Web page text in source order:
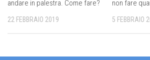
andare in palestra. Come fare?
22 FEBBRAIO 2019
non fare
5 FEBBRAIO